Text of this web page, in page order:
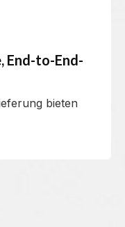
End-to-End-
bieten